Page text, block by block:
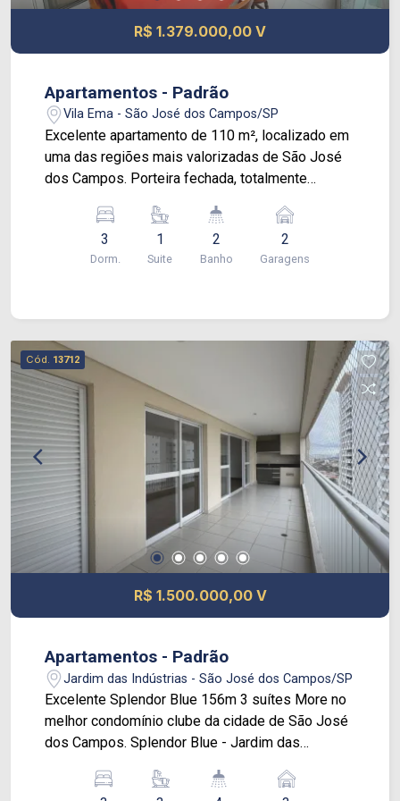
R$ 1.379.000,00 V
Apartamentos - Padrão
Vila Ema - São José dos Campos/SP
Excelente apartamento de 110 m², localizado em
uma das regiões mais valorizadas de São José
dos Campos. Porteira fechada, totalmente
dormitórios, sendo 1 suíte Banheiro americano
atendendo os outros 2 quartos Lavabo Sala
porteira fechada Condomínio com lazer completo:
Piscina Sauna Academia Salão de jogos
Brinquedoteca Quadra poliesportiva
Churrasqueira Forno a lenha Salão de festas
3
Dorm.
1
Suite
2
Banho
2
Garagens
Cód. 13712
R$ 1.500.000,00 V
Apartamentos - Padrão
Jardim das Indústrias - São José dos Campos/SP
Excelente Splendor Blue 156m 3 suítes More no
melhor condomínio clube da cidade de São José
dos Campos. Splendor Blue - Jardim das
sala ampla com varanda gourmet, escritório,